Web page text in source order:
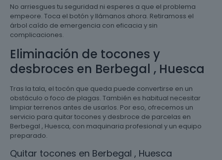
No arriesgues tu seguridad ni esperes a que el problema
empeore. Toca el botón y llámanos ahora. Retiramoss el
árbol caído de emergencia con eficacia y sin
complicaciones.
Eliminación de tocones y
desbroces en Berbegal , Huesca
Tras la tala, el tocón que queda puede convertirse en un
obstáculo o foco de plagas. También es habitual necesitar
limpiar terrenos antes de usarlos. Por eso, ofrecemos un
servicio para quitar tocones y desbroce de parcelas en
Berbegal , Huesca, con maquinaria profesional y un equipo
preparado.
Quitar tocones en Berbegal , Huesca